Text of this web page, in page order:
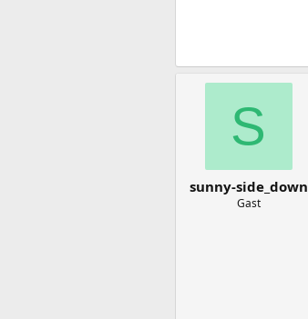
S
sunny-side_down
Gast